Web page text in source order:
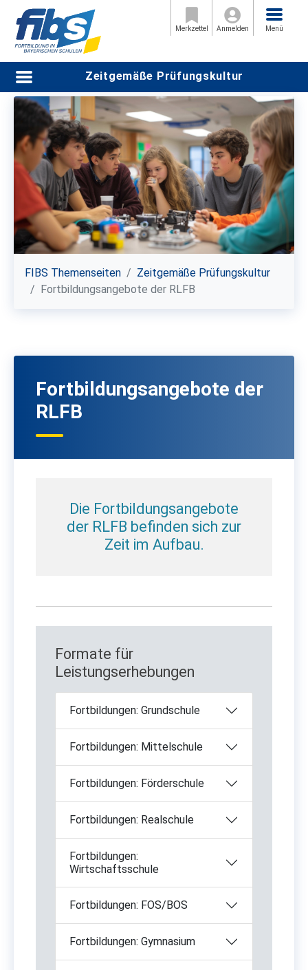
Menü Zeitgemäße Prüfungskultur
FIBS Themenseiten
Zeitgemäße Prüfungskultur
Fortbildungsangebote der RLFB
Fortbildungsangebote der
RLFB
Die Fortbildungsangebote
der RLFB befinden sich zur
Zeit im Aufbau.
Formate für
Leistungserhebungen
Fortbildungen: Grundschule
Fortbildungen: Mittelschule
Fortbildungen: Förderschule
Fortbildungen: Realschule
Fortbildungen:
Wirtschaftsschule
Fortbildungen: FOS/BOS
Fortbildungen: Gymnasium
Merkzettel Anmelden
Menü
Menü
Startseite
Fortbildungsangebote der ALP
Fortbildungsangebote der RLFB
Weiterführende Informationen
Kontakt